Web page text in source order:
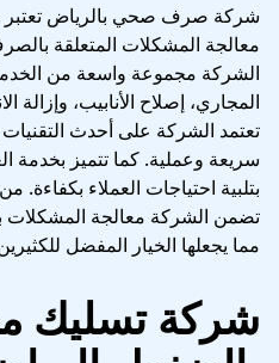
شركة صرف صحي بالرياض تعتبر
معالجة المشكلات المتعلقة
الشركة مجموعة واسعة من
المجاري، إصلاح الأنابيب، وإزالة
تعتمد الشركة على أحدث
سريعة وعملية. كما تتميز بخدمة
بتلبية احتياجات العملاء
تضمن الشركة معالجة المشكلات
مما يجعلها الخيار المفضل
شركة تسليك